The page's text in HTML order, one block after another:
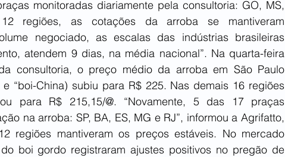
monitoradas diariamente pela consultoria: GO, MS,
regiões, as cotações da arroba se mantiveram
negociado, as escalas das indústrias brasileiras
atendem 9 dias, na média nacional”. Na quarta-feira
consultoria, o preço médio da arroba em São Paulo
“boi-China) subiu para R$ 225. Nas demais 16 regiões
para R$ 215,15/@. “Novamente, 5 das 17 praças
na arroba: SP, BA, ES, MG e RJ”, informou a Agrifatto,
regiões mantiveram os preços estáveis. No mercado
boi gordo registraram ajustes positivos no pregão de